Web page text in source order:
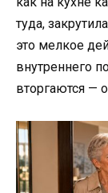
туда,
это мелкое
внутреннего
вторгаются —